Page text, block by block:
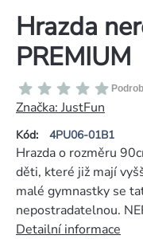
Hrazda
PREMIUM
Kód: 4PU06-01B1
Průměrné
hodnocení
produktu
je
0,0
hvězdiček.
Značka:JustFun
Hrazda o rozměru
děti, které již mají
malé gymnastky se
nepostradatelnou.
Detailní informace